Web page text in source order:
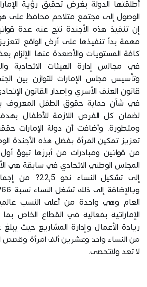
الوصول إلى مجتمع متلاحم محافظ على
إن تنفيذ هذه الأجندة نتج عنه عدة
مهمة بدأ تنفيذها على أرض الواقع
كافة المستويات والأصعدة منها الإلزام
في مجالس إدارة الهيئات الاتحادية
وتأسيس مجلس الإمارات للتوازن بين
في شأن حماية حقوق الطفل المعروف
لضمان كل الفرص اللازمة للأطفال
ومتطورة. وأضافت أن دولة الإمارات
تعزيز تمكين المرأة بفضل هذه الأجندة
من قوانين ومبادرات من أبرزها تبوؤ
المجلس الوطني الاتحادي في سابقة هي
إلى تشكيل النساء
العام وهي واحدة من أعلى النسب
الإماراتية بفعالية في القطاع الخاص
ريادة الأعمال وإدارة المشاريع حيث
من النساء واحد وعشرين ألف امرأة وقصص
لا تعد ولاتحصى.